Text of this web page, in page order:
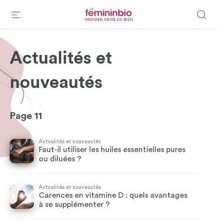
INSPIRER, FAIRE DU BIEN
Actualités et
nouveautés
Page 11
Actualités et nouveautés
Faut-il utiliser les huiles essentielles pures
ou diluées ?
Actualités et nouveautés
Carences en vitamine D : quels avantages
à se supplémenter ?